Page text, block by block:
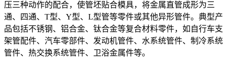
压三种动作的配合，使管坯贴合模具，将金属直管成形为三
通、四通、T型、Y型、L型管等零件或其他异形管件。典型产
品包括不锈钢、铝合金、钛合金等复合材料零件，如自行车支
架管配件、汽车零部件、发动机管件、水系统管件、制冷系统
管件、热交换系统管件、卫浴金属件等。